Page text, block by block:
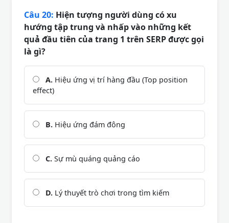
Câu 20: Hiện tượng người dùng có xu
hướng tập trung và nhấp vào những kết
quả đầu tiên của trang 1 trên SERP được gọi
là gì?
A. Hiệu ứng vị trí hàng đầu (Top position
effect)
B. Hiệu ứng đám đông
C. Sự mù quáng quảng cáo
D. Lý thuyết trò chơi trong tìm kiếm